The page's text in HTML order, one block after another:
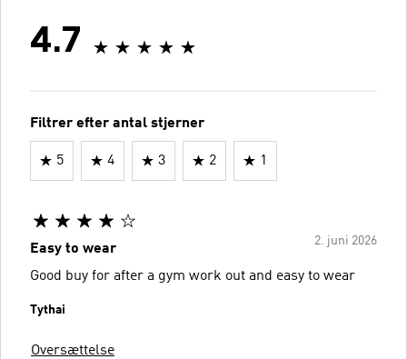
4.7
Filtrer efter antal stjerner
5 4 3 2 1
2. juni 2026
Easy to wear
Good buy for after a gym work out and easy to wear
Tythai
Oversættelse